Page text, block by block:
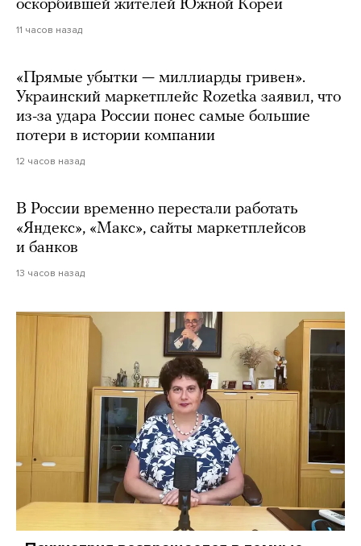
оскорбившей жителей Южной Кореи
11 часов назад
«Прямые убытки — миллиарды гривен».
Украинский маркетплейс Rozetka заявил, что
из-за удара России понес самые большие
потери в истории компании
12 часов назад
В России временно перестали работать
«Яндекс», «Макс», сайты маркетплейсов
и банков
13 часов назад